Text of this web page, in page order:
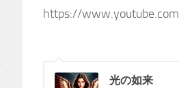
https://
光の如来